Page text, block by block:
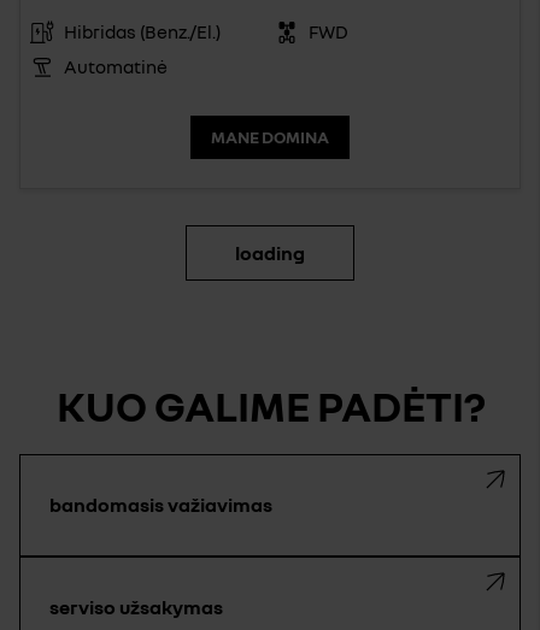
Hibridas (Benz./El.)
FWD
Automatinė
MANE DOMINA
loading
KUO GALIME PADĖTI?
bandomasis važiavimas
serviso užsakymas